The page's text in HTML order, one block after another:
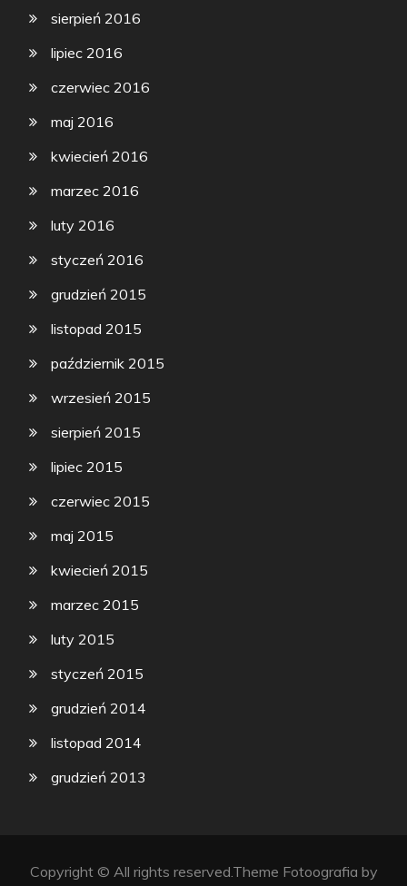
sierpień 2016
lipiec 2016
czerwiec 2016
maj 2016
kwiecień 2016
marzec 2016
luty 2016
styczeń 2016
grudzień 2015
listopad 2015
październik 2015
wrzesień 2015
sierpień 2015
lipiec 2015
czerwiec 2015
maj 2015
kwiecień 2015
marzec 2015
luty 2015
styczeń 2015
grudzień 2014
listopad 2014
grudzień 2013
Copyright © All rights reserved.Theme Fotoografia by